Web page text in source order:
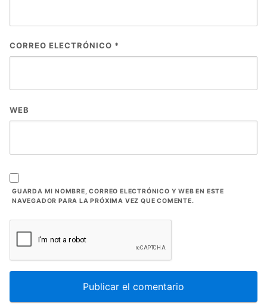
CORREO ELECTRÓNICO *
WEB
GUARDA MI NOMBRE, CORREO ELECTRÓNICO Y WEB EN ESTE
NAVEGADOR PARA LA PRÓXIMA VEZ QUE COMENTE.